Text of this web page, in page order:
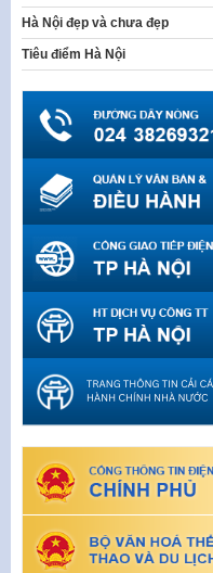
Hà Nội đẹp và chưa đẹp
Tiêu điểm Hà Nội